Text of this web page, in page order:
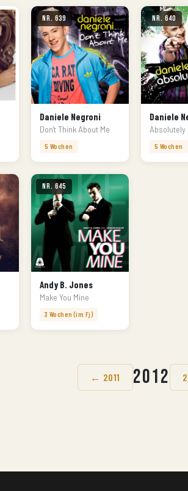
Nr. 639
Daniele Negroni
Don't Think About Me
5 Wochen
Nr. 640
Daniele
Absolutely
5 Wochen
Nr. 645
Andy B. Jones
Make You Mine
3 Wochen (im Fj)
← 2011 2012